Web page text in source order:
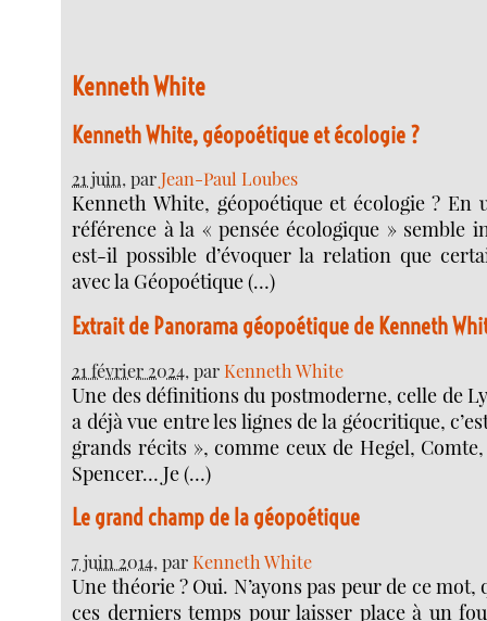
Kenneth White
Kenneth White, géopoétique et écologie ?
21 juin, parJean-Paul Loubes
Kenneth White, géopoétique et écologie ? En
référence à la « pensée écologique » semble
est-il possible d’évoquer la relation que
avec la Géopoétique (…)
Extrait de Panorama géopoétique de Kenneth
21 février 2024, parKenneth White
Une des définitions du postmoderne, celle de
a déjà vue entre les lignes de la géocritique,
grands récits », comme ceux de Hegel,
Spencer… Je (…)
Le grand champ de la géopoétique
7 juin 2014, parKenneth White
Une théorie ? Oui. N’ayons pas peur de ce mot,
ces derniers temps pour laisser place à un